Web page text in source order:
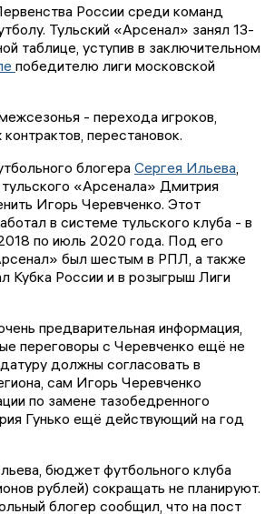
России среди команд
Тульский «Арсенал» занял 13-
таблице, уступив в заключительном
победителю лиги московской
- перехода игроков,
перестановок.
блогера Сергея Ильева
тульского «Арсенала» Дмитрия
Игорь Черевченко. Этот
в системе тульского клуба - в
по июль 2020 года. Под его
был шестым в РПЛ, а также
Кубка России и в розыгрыш Лиги
предварительная информация,
переговоры с Черевченко ещё не
должны согласовать в
сам Игорь Черевченко
по замене тазобедренного
Гунько ещё действующий на год
бюджет футбольного клуба
рублей) сокращать не планируют.
блогер сообщил, что на пост